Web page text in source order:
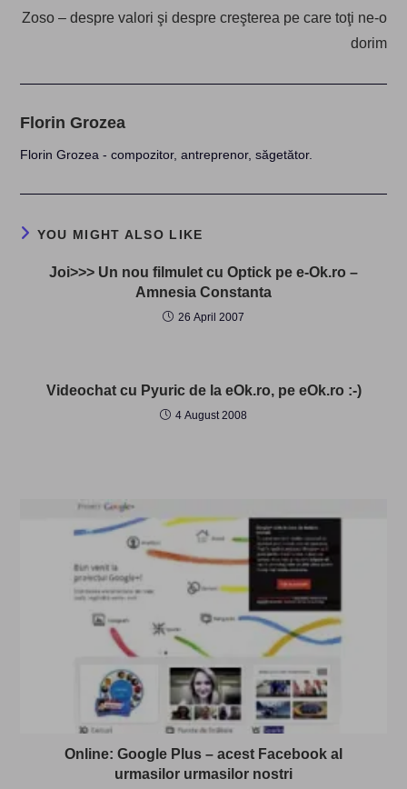
Zoso – despre valori şi despre creşterea pe care toţi ne-o
dorim
Florin Grozea
Florin Grozea - compozitor, antreprenor, săgetător.
YOU MIGHT ALSO LIKE
Joi>>> Un nou filmulet cu Optick pe e-Ok.ro –
Amnesia Constanta
26 April 2007
Videochat cu Pyuric de la eOk.ro, pe eOk.ro :-)
4 August 2008
Online: Google Plus – acest Facebook al
urmasilor urmasilor nostri